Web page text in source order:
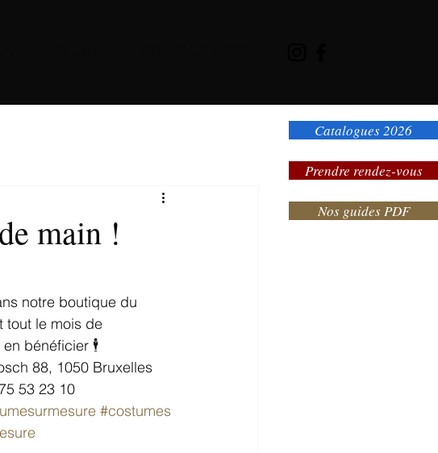
Nos guides PDF
Catalogues 2026
Prendre rendez-vous
main !
notre boutique du
tout le mois de
bénéficier 🕴
88, 1050 Bruxelles
53 23 10
#costumes